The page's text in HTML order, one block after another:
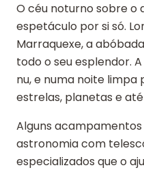
O céu noturno sobre o
espetáculo por si só.
Marraquexe, a
todo o seu esplendor.
nu, e numa noite
estrelas, planetas e
Alguns
astronomia com
especializados que o